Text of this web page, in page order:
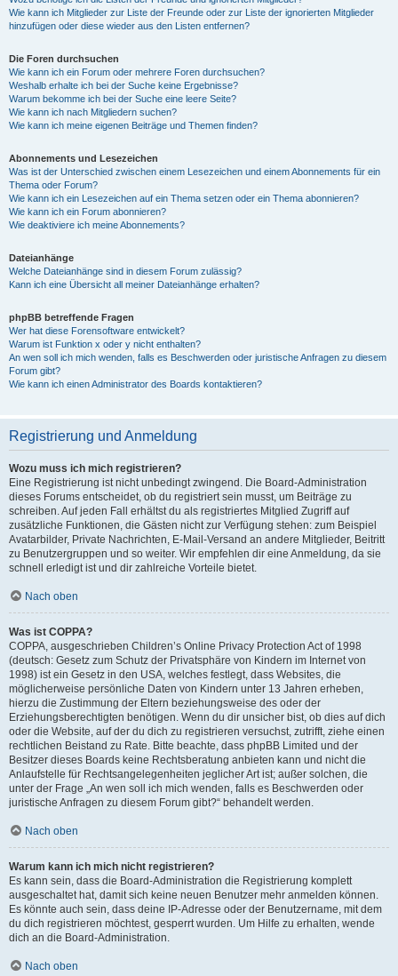
Wie kann ich Mitglieder zur Liste der Freunde oder zur Liste der ignorierten Mitglieder
hinzufügen oder diese wieder aus den Listen entfernen?
Die Foren durchsuchen
Wie kann ich ein Forum oder mehrere Foren durchsuchen?
Weshalb erhalte ich bei der Suche keine Ergebnisse?
Warum bekomme ich bei der Suche eine leere Seite?
Wie kann ich nach Mitgliedern suchen?
Wie kann ich meine eigenen Beiträge und Themen finden?
Abonnements und Lesezeichen
Was ist der Unterschied zwischen einem Lesezeichen und einem Abonnements für ein
Thema oder Forum?
Wie kann ich ein Lesezeichen auf ein Thema setzen oder ein Thema abonnieren?
Wie kann ich ein Forum abonnieren?
Wie deaktiviere ich meine Abonnements?
Dateianhänge
Welche Dateianhänge sind in diesem Forum zulässig?
Kann ich eine Übersicht all meiner Dateianhänge erhalten?
phpBB betreffende Fragen
Wer hat diese Forensoftware entwickelt?
Warum ist Funktion x oder y nicht enthalten?
An wen soll ich mich wenden, falls es Beschwerden oder juristische Anfragen zu diesem
Forum gibt?
Wie kann ich einen Administrator des Boards kontaktieren?
Registrierung und Anmeldung
Wozu muss ich mich registrieren?
Eine Registrierung ist nicht unbedingt zwingend. Die Board-Administration
dieses Forums entscheidet, ob du registriert sein musst, um Beiträge zu
schreiben. Auf jeden Fall erhältst du als registriertes Mitglied Zugriff auf
zusätzliche Funktionen, die Gästen nicht zur Verfügung stehen: zum Beispiel
Avatarbilder, Private Nachrichten, E-Mail-Versand an andere Mitglieder, Beitritt
zu Benutzergruppen und so weiter. Wir empfehlen dir eine Anmeldung, da sie
schnell erledigt ist und dir zahlreiche Vorteile bietet.
Nach oben
Was ist COPPA?
COPPA, ausgeschrieben Children’s Online Privacy Protection Act of 1998
(deutsch: Gesetz zum Schutz der Privatsphäre von Kindern im Internet von
1998) ist ein Gesetz in den USA, welches festlegt, dass Websites, die
möglicherweise persönliche Daten von Kindern unter 13 Jahren erheben,
hierzu die Zustimmung der Eltern beziehungsweise des oder der
Erziehungsberechtigten benötigen. Wenn du dir unsicher bist, ob dies auf dich
oder die Website, auf der du dich zu registrieren versuchst, zutrifft, ziehe einen
rechtlichen Beistand zu Rate. Bitte beachte, dass phpBB Limited und der
Besitzer dieses Boards keine Rechtsberatung anbieten kann und nicht die
Anlaufstelle für Rechtsangelegenheiten jeglicher Art ist; außer solchen, die
unter der Frage „An wen soll ich mich wenden, falls es Beschwerden oder
juristische Anfragen zu diesem Forum gibt?“ behandelt werden.
Nach oben
Warum kann ich mich nicht registrieren?
Es kann sein, dass die Board-Administration die Registrierung komplett
ausgeschaltet hat, damit sich keine neuen Benutzer mehr anmelden können.
Es könnte auch sein, dass deine IP-Adresse oder der Benutzername, mit dem
du dich registrieren möchtest, gesperrt wurden. Um Hilfe zu erhalten, wende
dich an die Board-Administration.
Nach oben